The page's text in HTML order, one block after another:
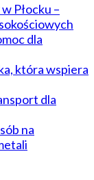
Płocku –
dla
która wspiera
dla
na